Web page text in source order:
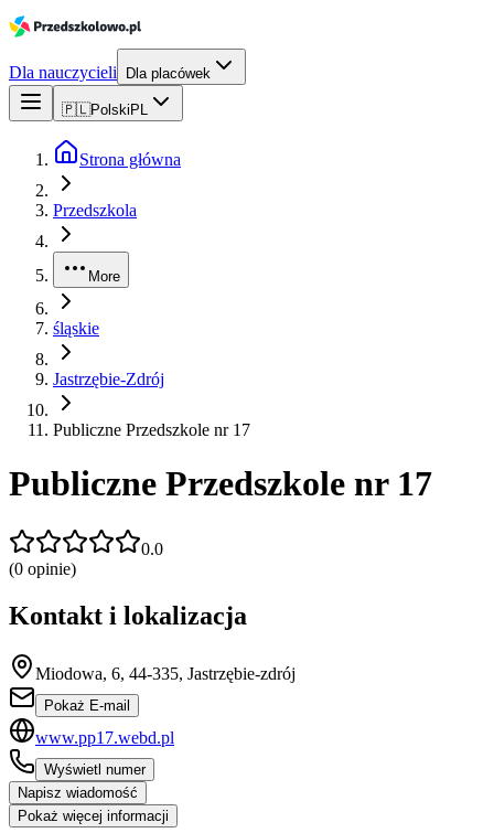
Dla nauczycieli Dla placówek
🇵🇱Polski PL
Strona główna
Przedszkola
More
śląskie
Jastrzębie-Zdrój
Publiczne Przedszkole nr 17
Publiczne Przedszkole nr 17
0.0
(0 opinie)
Kontakt i lokalizacja
Miodowa, 6, 44-335, Jastrzębie-zdrój
Pokaż E-mail
www.pp17.webd.pl
Wyświetl numer
Napisz wiadomość
Pokaż więcej informacji